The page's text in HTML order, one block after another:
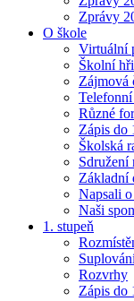
Zprávy
O škole
Virtuální
Školní
Zájmová
Různé
Zápis do
Školská
Sdružení
Základní
Napsali o
Naši
1. stupeň
Rozvrhy
Zápis do